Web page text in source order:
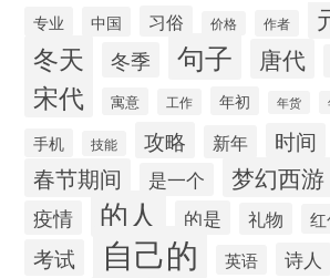
专业 中国 习俗 价格 作者
冬天 冬季 句子 唐代
宋代 寓意 工作 年初 年货
手机 技能 攻略 新年 时间
春节期间 是一个 梦幻西游
疫情
的人 的是 礼物
考试 自己的 英语 诗人